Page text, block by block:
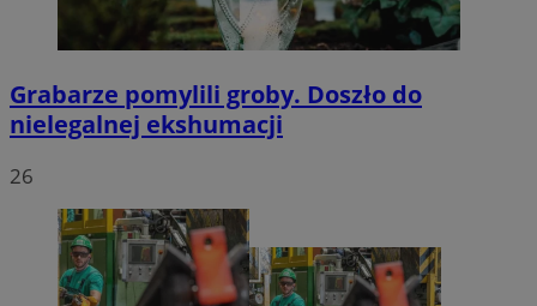
Grabarze pomylili groby. Doszło do
nielegalnej ekshumacji
26